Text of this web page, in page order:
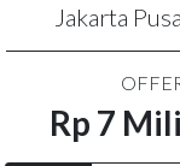
Jakarta
Rp 7